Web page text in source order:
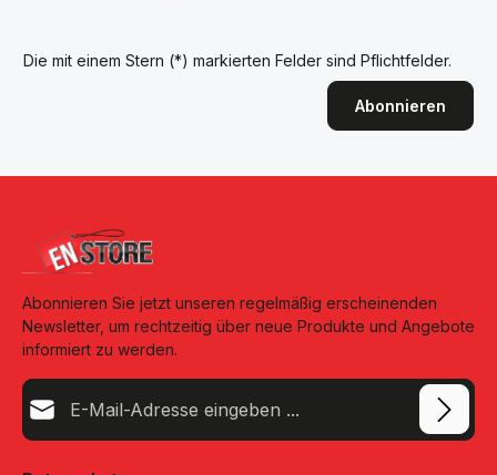
Die mit einem Stern (*) markierten Felder sind Pflichtfelder.
Abonnieren
Abonnieren Sie jetzt unseren regelmäßig erscheinenden
Newsletter, um rechtzeitig über neue Produkte und Angebote
informiert zu werden.
E-Mail-Adresse*